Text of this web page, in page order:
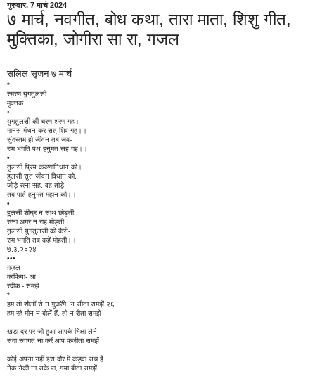
गुरुवार, 7 मार्च 2024
७ मार्च, नवगीत, बोध कथा, तारा माता, शिशु गीत,
मुक्तिका, जोगीरा सा रा, गजल
सलिल सृजन ७ मार्च
*
स्मरण युगतुलसी
मुक्तक
•
युगतुलसी की चरण शरण गह।
मानस मंथन कर सत्-शिव गह।।
सुंदरतम हो जीवन तब जब-
राम भगति पथ हनुमत सह गह।।
•
तुलसी प्रिय करुणानिधान को।
हुलसी सुत जीवन विधान को,
जोड़े रत्ना सह, वह तोड़े-
तब पाते हनुमत महान को।।
•
हुलसी शीघ्र न साथ छोड़ती,
रत्ना अगर न राह मोड़ती,
तुलसी युगतुलसी को कैसे-
राम भगति तब कहें मोहती।।
७.३.२०२४
•••
ग़ज़ल
काफिया- आ
रदीफ़ - समझें
*
हम तो शोलों से न गुजरेंगे, न सीता समझें २६
हम रहे मौन न बोलें हैं, तो न रीता समझें
खड़ा दर पर जो हुआ आपके भिक्षा लेने
सदा स्वागत ना करें आप फजीता समझें
कोई अपना नहीं इस दौर में कड़वा सच है
नेक नेकी ना सके पा, गया बीता समझें